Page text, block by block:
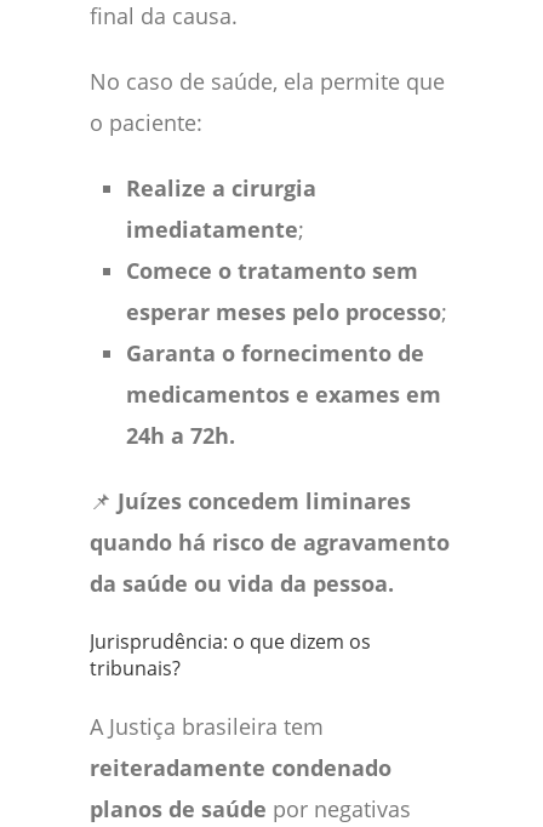
final da causa.
No caso de saúde, ela permite que
o paciente:
Realize a cirurgia
imediatamente;
Comece o tratamento sem
esperar meses pelo processo;
Garanta o fornecimento de
medicamentos e exames em
24h a 72h.
📌 Juízes concedem liminares
quando há risco de agravamento
da saúde ou vida da pessoa.
Jurisprudência: o que dizem os
tribunais?
A Justiça brasileira tem
reiteradamente condenado
planos de saúde por negativas